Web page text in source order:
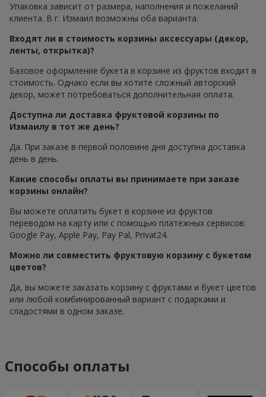
Упаковка зависит от размера, наполнения и пожеланий
клиента. В г. Измаил возможны оба варианта.
Входят ли в стоимость корзины аксессуары (декор,
ленты, открытка)?
Базовое оформление букета в корзине из фруктов входит в
стоимость. Однако если вы хотите сложный авторский
декор, может потребоваться дополнительная оплата.
Доступна ли доставка фруктовой корзины по
Измаилу в тот же день?
Да. При заказе в первой половине дня доступна доставка
день в день.
Какие способы оплаты вы принимаете при заказе
корзины онлайн?
Вы можете оплатить букет в корзине из фруктов
переводом на карту или с помощью платежных сервисов:
Google Pay, Apple Pay, Pay Pal, Privat24.
Можно ли совместить фруктовую корзину с букетом
цветов?
Да, вы можете заказать корзину с фруктами и букет цветов
или любой комбинированный вариант с подарками и
сладостями в одном заказе.
Способы оплаты